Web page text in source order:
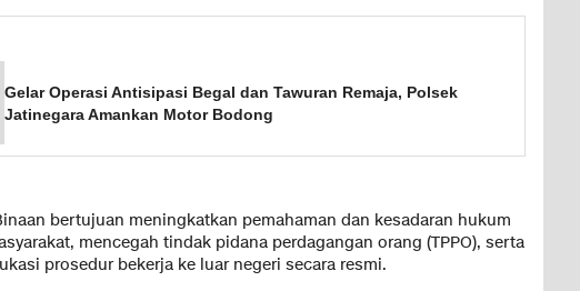
Gelar Operasi Antisipasi Begal dan Tawuran Remaja, Polsek
Jatinegara Amankan Motor Bodong
bertujuan meningkatkan pemahaman dan kesadaran hukum
mencegah tindak pidana perdagangan orang (TPPO), serta
prosedur bekerja ke luar negeri secara resmi.